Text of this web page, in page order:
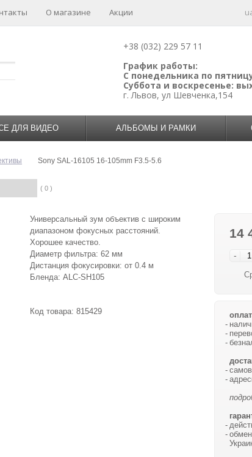
О магазине Акции
+38 (032) 229 57 11
График работы:
С понедельника по
Суббота и воскресенье:
г. Львов, ул Шевченка,154
ДЛЯ ВИДЕО АЛЬБОМЫ И РАМКИ
Sony SAL-16105 16-105mm F3.5-5.6
( 0 )
14
-
Универсальный зум объектив с широким
диапазоном фокусных расстояний.
Хорошее качество.
Диаметр фильтра: 62 мм
Дистанция фокусировки: от 0.4 м
Бленда: ALC-SH105
Код товара: 815429